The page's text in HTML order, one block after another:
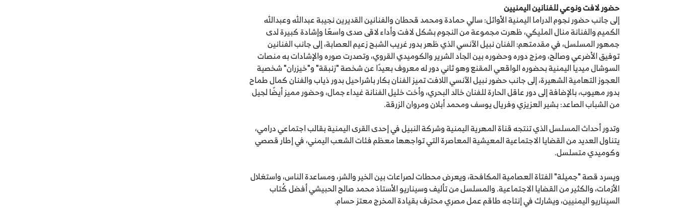
حضور لافت ونوعي للفنانين اليمنيين
إلى جانب حضور نجوم الدراما اليمنية الأوائل: سالي حمادة ومحمد قحطان والفنانين القديرين نجيبة عبدالله وعبدالله
الكميم والفنانة منال المليكي، ظهرت مجموعة من النجوم بشكل لافت وأداء لاقى صدى واسعًا وإشادة كبيرة لدى
جمهور المسلسل، في مقدمتهم: الفنان نبيل الآنسي الذي ظهر بدور غريب الشبح زعيم العصابة، إلى جانب الفنانين
توفيق الأضرعي وصالح، ومزج دوره وحضوره بين الجاد الشرير والكوميدي القروي، وتصدرت صوره والإشادات به منصات
السوشال ميديا اليمنية بحضوره الواقعي المقنع وهو ثاني دور له معروف بعيدًا عن شخصة "زنبقة" و"خيزران" شخصية
العجوز التهامية الشهيرة، إلى جانب حضور نبيل الآنسي اللافت تميز الفنان بكار باشراحيل بدور ذياب والفنان كمال طماح
بدور مهيوب، بالإضافة إلى دور عاقل الحارة للفنان خالد البحري، وأخت خليل الفنانة غيداء جمال، وحضور مميز أيضًا لجيل
من الشباب الصاعد: بشير العزيزي وفريال يوسف ومحمد أبلان ومروان الزرقة.
وتدور أحداث المسلسل الذي تنتجه قناة المهرية اليمنية وشركة النبيل في إحدى القرى اليمنية بقالب اجتماعي درامي،
يتناول العديد من القضايا الاجتماعية المعيشية المعاصرة التي تواجهها معظم فئات الشعب اليمني، في إطار قصصي
وكوميدي متسلسل.
ويسرد قصة "جميلة" الفتاة العصامية المكافحة، ويعرض محطات لصراعات بين الخير والشر، ومساعدة الناس، واستغلال
الأزمات، والكثير من القضايا الاجتماعية. والمسلسل من تأليف وسيناريو الأستاذ محمد صالح الحبيشي أفضل كُتاب
السيناريو اليمنيين، ويشارك في إنتاجه طاقم عمل مصري محترف بقيادة المخرج معتز حسام.